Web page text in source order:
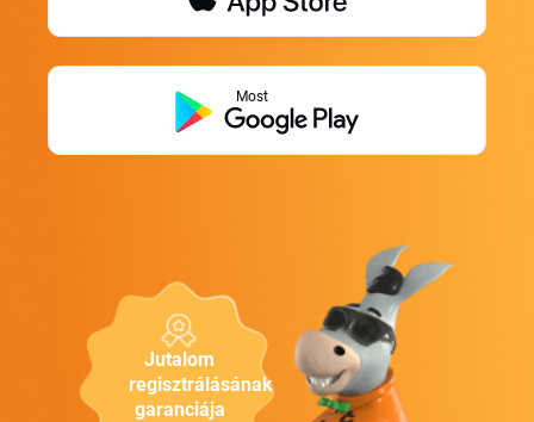
Jutalom
regisztrálásának
garanciája
Most